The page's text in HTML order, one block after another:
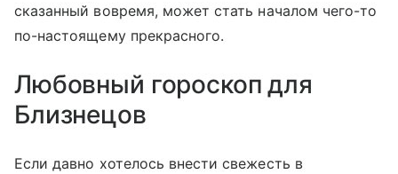
сказанный вовремя, может стать началом чего-то
по-настоящему прекрасного.
Любовный гороскоп для
Близнецов
Если давно хотелось внести свежесть в